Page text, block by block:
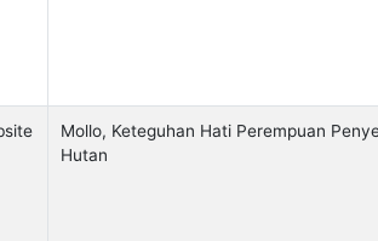
Mollo, Keteguhan Hati Perempuan
Hutan